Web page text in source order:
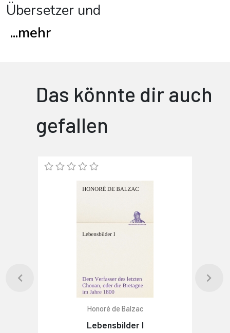
Übersetzer und
...mehr
Das könnte dir auch
gefallen
Honoré de Balzac
Lebensbilder I